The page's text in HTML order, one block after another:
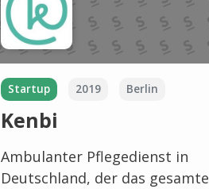
Startup 2019 Berlin
Kenbi
Ambulanter Pflegedienst in
Deutschland, der das gesamte